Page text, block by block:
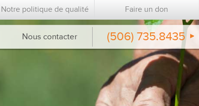
Notre politique de qualité Faire un don
Nous contacter (506) 735.8435